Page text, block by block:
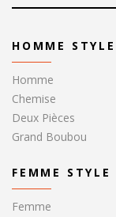
HOMME STYLE
Homme
Chemise
Deux Pièces
Grand Boubou
FEMME STYLE
Femme